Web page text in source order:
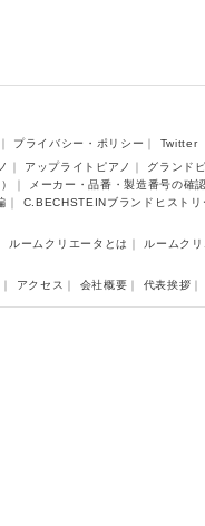
｜ プライバシー・ポリシー ｜ Twitter
｜ アップライトピアノ ｜ グランド
｜
メーカー・品番・製造番号の確
｜ C.BECHSTEINブランドヒストリ
ルームクリエータとは ｜ ルームク
｜ アクセス ｜ 会社概要 ｜ 代表挨拶